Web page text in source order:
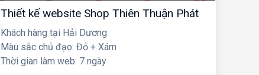
Thiết kế website Shop Thiên Thuận Phát
Khách hàng tại Hải Dương
Màu sắc chủ đạo: Đỏ + Xám
Thời gian làm web: 7 ngày